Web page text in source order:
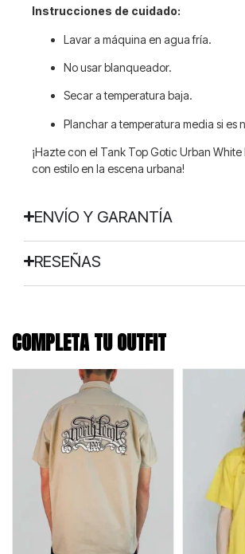
Instrucciones de cuidado:
Lavar a máquina en agua fría.
No usar blanqueador.
Secar a temperatura baja.
Planchar a temperatura media si es
¡Hazte con el Tank Top Gotic Urban
con estilo en la escena urbana!
ENVÍO Y GARANTÍA
RESEÑAS
COMPLETA TU OUTFIT